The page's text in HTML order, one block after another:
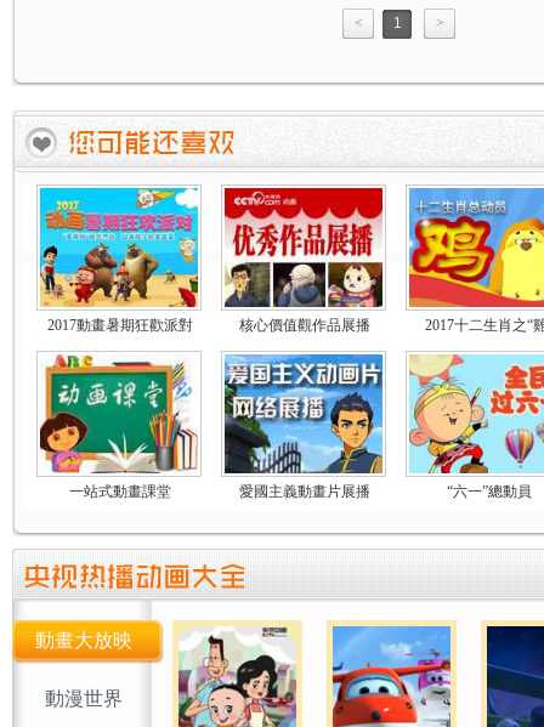
< 1 >
2017動畫暑期狂歡派對 核心價值觀作品展播 2017十二生肖之“
一站式動畫課堂 愛國主義動畫片展播 “六一”總動員
動畫大放映
動漫世界